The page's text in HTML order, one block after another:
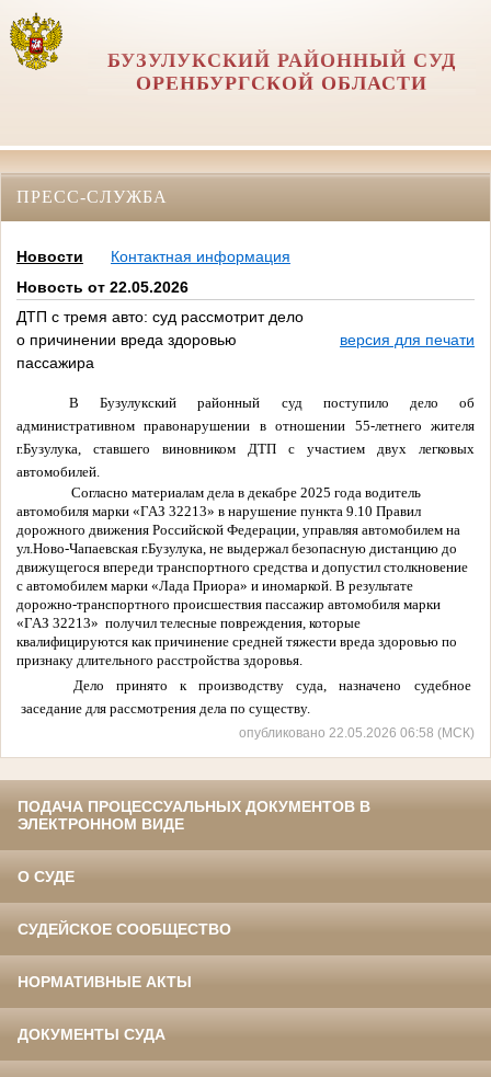
БУЗУЛУКСКИЙ РАЙОННЫЙ СУД
ОРЕНБУРГСКОЙ ОБЛАСТИ
ПРЕСС-СЛУЖБА
Новости
Контактная информация
Новость от 22.05.2026
ДТП с тремя авто: суд рассмотрит дело
о причинении вреда здоровью
пассажира
версия для печати
В Бузулукский районный суд поступило дело об
административном правонарушении в отношении 55-летнего жителя
г.Бузулука, ставшего виновником ДТП с участием двух легковых
автомобилей.
Согласно материалам дела в декабре 2025 года водитель
автомобиля марки «ГАЗ 32213» в нарушение пункта 9.10 Правил
дорожного движения Российской Федерации, управляя автомобилем на
ул.Ново-Чапаевская г.Бузулука, не выдержал безопасную дистанцию до
движущегося впереди транспортного средства и допустил столкновение
с автомобилем марки «Лада Приора» и иномаркой. В результате
дорожно-транспортного происшествия пассажир автомобиля марки
«ГАЗ 32213» получил телесные повреждения, которые
квалифицируются как причинение средней тяжести вреда здоровью по
признаку длительного расстройства здоровья.
Дело принято к производству суда, назначено судебное
заседание для рассмотрения дела по существу.
опубликовано 22.05.2026 06:58 (МСК)
ПОДАЧА ПРОЦЕССУАЛЬНЫХ ДОКУМЕНТОВ В
ЭЛЕКТРОННОМ ВИДЕ
О СУДЕ
СУДЕЙСКОЕ СООБЩЕСТВО
НОРМАТИВНЫЕ АКТЫ
ДОКУМЕНТЫ СУДА